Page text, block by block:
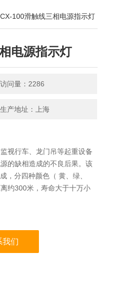
100滑触线三相电源指示灯
电源指示灯
访问量：2286
生产地址：上海
视行车、龙门吊等起重设备
的缺相造成的不良后果。该
，分四种颜色（ 黄、绿、
约300米，寿命大于十万小
我们